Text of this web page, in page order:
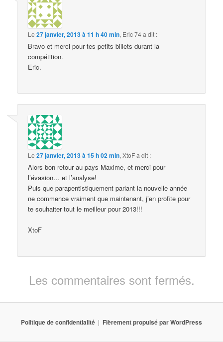
Le27 janvier, 2013 à 11 h 40 min, Eric 74a dit :
Bravo et merci pour tes petits billets durant la
compétition.
Eric.
Le27 janvier, 2013 à 15 h 02 min,XtoFa dit :
Alors bon retour au pays Maxime, et merci pour
l’évasion… et l’analyse!
Puis que parapentistiquement parlant la nouvelle année
ne commence vraiment que maintenant, j’en profite pour
te souhaiter tout le meilleur pour 2013!!!
XtoF
Les commentaires sont fermés.
Politique de confidentialité Fièrement propulsé par WordPress